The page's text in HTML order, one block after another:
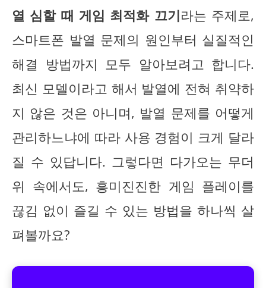
열 심할 때 게임 최적화 끄기라는 주제로,
스마트폰 발열 문제의 원인부터 실질적인
해결 방법까지 모두 알아보려고 합니다.
최신 모델이라고 해서 발열에 전혀 취약하
지 않은 것은 아니며, 발열 문제를 어떻게
관리하느냐에 따라 사용 경험이 크게 달라
질 수 있답니다. 그렇다면 다가오는 무더
위 속에서도, 흥미진진한 게임 플레이를
끊김 없이 즐길 수 있는 방법을 하나씩 살
펴볼까요?